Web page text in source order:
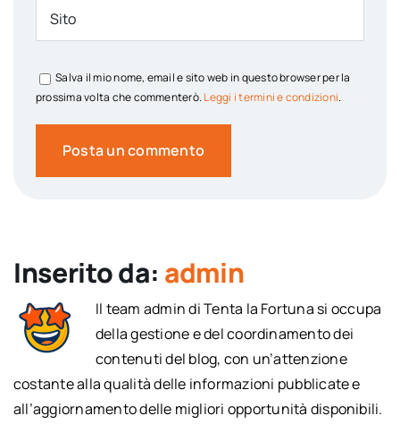
Salva il mio nome, email e sito web in questo browser per la
prossima volta che commenterò. Leggi i termini e condizioni.
Inserito da: admin
Il team admin di Tenta la Fortuna si occupa
della gestione e del coordinamento dei
contenuti del blog, con un’attenzione
costante alla qualità delle informazioni pubblicate e
all’aggiornamento delle migliori opportunità disponibili.